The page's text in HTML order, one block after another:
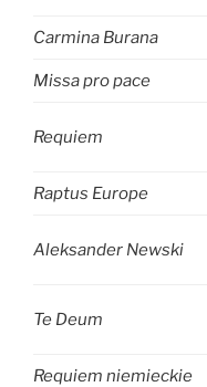
Carmina Burana
Missa pro pace
Requiem
Raptus Europe
Aleksander Newski
Te Deum
Requiem niemieckie